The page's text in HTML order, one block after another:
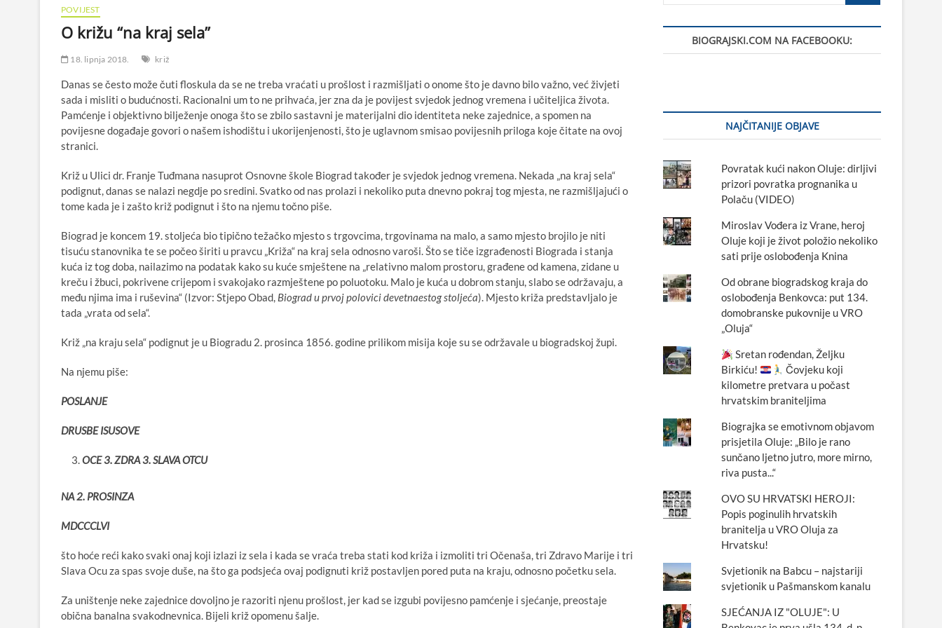
POVIJEST
O križu “na kraj sela”
18. lipnja 2018. križ
Danas se često može čuti floskula da se ne treba vraćati u prošlost i razmišljati o onome što je davno bilo važno, već živjeti
sada i misliti o budućnosti. Racionalni um to ne prihvaća, jer zna da je povijest svjedok jednog vremena i učiteljica života.
Pamćenje i objektivno bilježenje onoga što se zbilo sastavni je materijalni dio identiteta neke zajednice, a spomen na
povijesne događaje govori o našem ishodištu i ukorijenjenosti, što je uglavnom smisao povijesnih priloga koje čitate na ovoj
stranici.
Križ u Ulici dr. Franje Tuđmana nasuprot Osnovne škole Biograd također je svjedok jednog vremena. Nekada „na kraj sela“
podignut, danas se nalazi negdje po sredini. Svatko od nas prolazi i nekoliko puta dnevno pokraj tog mjesta, ne razmišljajući o
tome kada je i zašto križ podignut i što na njemu točno piše.
Biograd je koncem 19. stoljeća bio tipično težačko mjesto s trgovcima, trgovinama na malo, a samo mjesto brojilo je niti
tisuću stanovnika te se počeo širiti u pravcu „Križa“ na kraj sela odnosno varoši. Što se tiče izgrađenosti Biograda i stanja
kuća iz tog doba, nailazimo na podatak kako su kuće smještene na „relativno malom prostoru, građene od kamena, zidane u
kreču i žbuci, pokrivene crijepom i svakojako razmještene po poluotoku. Malo je kuća u dobrom stanju, slabo se održavaju, a
među njima ima i ruševina“ (Izvor: Stjepo Obad, Biograd u prvoj polovici devetnaestog stoljeća). Mjesto križa predstavljalo je
tada „vrata od sela“.
Križ „na kraju sela“ podignut je u Biogradu 2. prosinca 1856. godine prilikom misija koje su se održavale u biogradskoj župi.
Na njemu piše:
POSLANJE
DRUSBE ISUSOVE
OCE 3. ZDRA 3. SLAVA OTCU
NA 2. PROSINZA
MDCCCLVI
što hoće reći kako svaki onaj koji izlazi iz sela i kada se vraća treba stati kod križa i izmoliti tri Očenaša, tri Zdravo Marije i tri
Slava Ocu za spas svoje duše, na što ga podsjeća ovaj podignuti križ postavljen pored puta na kraju, odnosno početku sela.
Za uništenje neke zajednice dovoljno je razoriti njenu prošlost, jer kad se izgubi povijesno pamćenje i sjećanje, preostaje
obična banalna svakodnevnica. Bijeli križ opomenu šalje.
BIOGRAJSKI.COM NA FACEBOOKU:
NAJČITANIJE OBJAVE
Povratak kući nakon Oluje: dirljivi
prizori povratka prognanika u
Polaču (VIDEO)
Miroslav Vođera iz Vrane, heroj
Oluje koji je život položio nekoliko
sati prije oslobođenja Knina
Od obrane biogradskog kraja do
oslobođenja Benkovca: put 134.
domobranske pukovnije u VRO
„Oluja“
Sretan rođendan, Željku
Birkiću!
Čovjeku koji
kilometre pretvara u počast
hrvatskim braniteljima
Biograjka se emotivnom objavom
prisjetila Oluje: „Bilo je rano
sunčano ljetno jutro, more mirno,
riva pusta...“
OVO SU HRVATSKI HEROJI:
Popis poginulih hrvatskih
branitelja u VRO Oluja za
Hrvatsku!
Svjetionik na Babcu – najstariji
svjetionik u Pašmanskom kanalu
SJEĆANJA IZ "OLUJE": U